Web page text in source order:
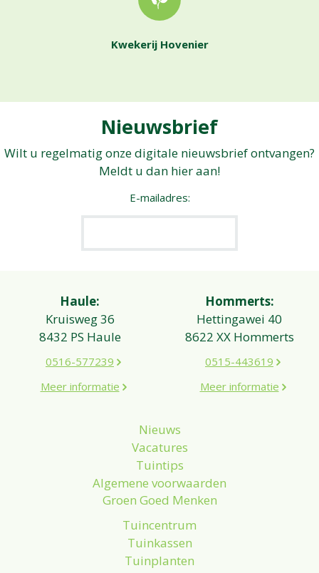
Kwekerij Hovenier
Nieuwsbrief
Wilt u regelmatig onze digitale nieuwsbrief ontvangen?
Meldt u dan hier aan!
E-mailadres:
Haule:
Kruisweg 36
8432 PS Haule
0516-577239
Meer informatie
Hommerts:
Hettingawei 40
8622 XX Hommerts
0515-443619
Meer informatie
Nieuws
Vacatures
Tuintips
Algemene voorwaarden
Groen Goed Menken
Tuincentrum
Tuinkassen
Tuinplanten